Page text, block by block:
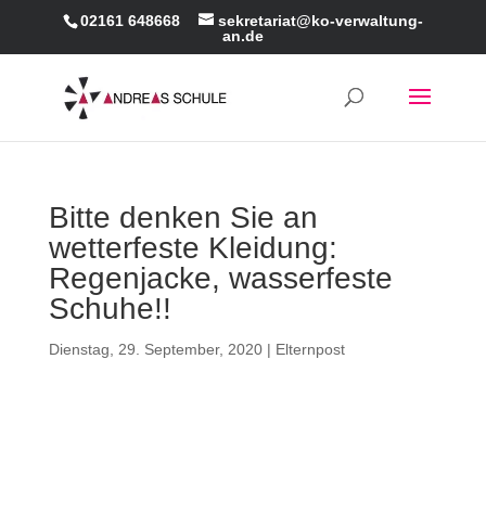
02161 648668
sekretariat@ko-verwaltung-
an.de
Bitte denken Sie an
wetterfeste Kleidung:
Regenjacke, wasserfeste
Schuhe!!
Dienstag, 29. September, 2020| Elternpost